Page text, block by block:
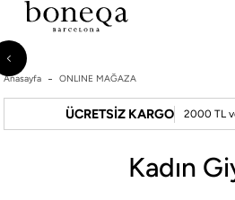
%50 ye Varan İndirim
Anasayfa ONLINE MAĞAZA
ÜCRETSİZ KARGO 2000 TL
Kadın
26 SS İLKBAHAR-YAZ